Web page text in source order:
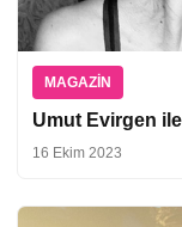
MAGAZIN
Umut Evirgen
16 Ekim 2023